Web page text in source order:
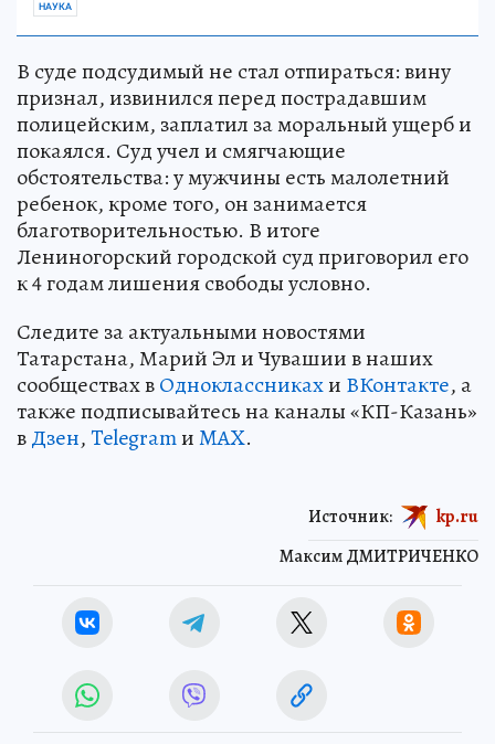
НАУКА
В суде подсудимый не стал отпираться: вину
признал, извинился перед пострадавшим
полицейским, заплатил за моральный ущерб и
покаялся. Суд учел и смягчающие
обстоятельства: у мужчины есть малолетний
ребенок, кроме того, он занимается
благотворительностью. В итоге
Лениногорский городской суд приговорил его
к 4 годам лишения свободы условно.
Следите за актуальными новостями
Татарстана, Марий Эл и Чувашии в наших
сообществах вОдноклассникахи ВКонтакте, а
также подписывайтесь на каналы «КП-Казань»
вДзен,TelegramиMAX.
Максим ДМИТРИЧЕНКО
Источник: kp.ru